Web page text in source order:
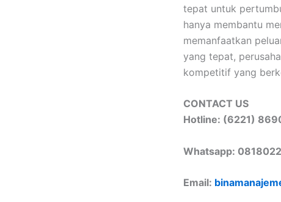
tepat untuk
hanya membantu
memanfaatkan
yang tepat,
kompetitif yang
CONTACT US
Hotline: (6221)
Whatsapp:
Email: